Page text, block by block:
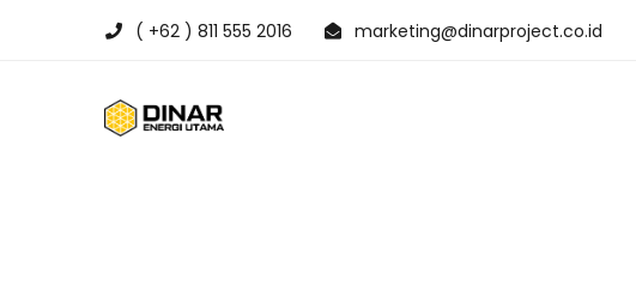
( +62 ) 811 555 2016 marketing@dinarproject.co.id